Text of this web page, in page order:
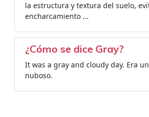
la estructura y textura del suelo,
encharcamiento ...
¿Cómo se dice Gray?
It was a gray and cloudy day. Era
nuboso.